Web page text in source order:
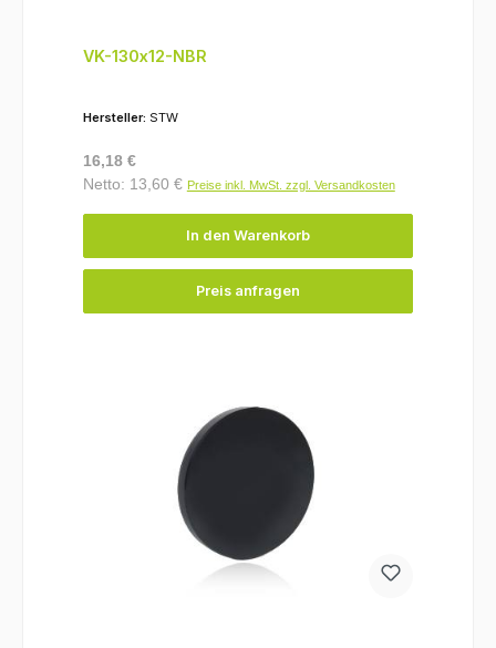
VK-130x12-NBR
Hersteller: STW
Regulärer Preis:
16,18 €
Netto: 13,60 € Preise inkl. MwSt. zzgl. Versandkosten
In den Warenkorb
Preis anfragen